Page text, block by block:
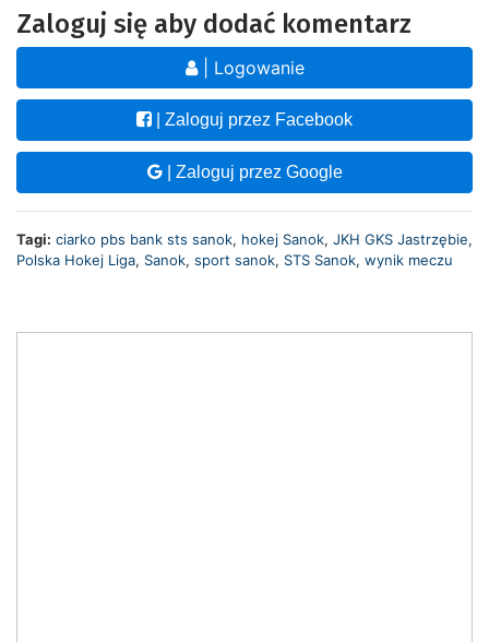
Zaloguj się aby dodać komentarz
| Logowanie
| Zaloguj przez Facebook
| Zaloguj przez Google
Tagi: ciarko pbs bank sts sanok, hokej Sanok, JKH GKS Jastrzębie,
Polska Hokej Liga, Sanok, sport sanok, STS Sanok, wynik meczu